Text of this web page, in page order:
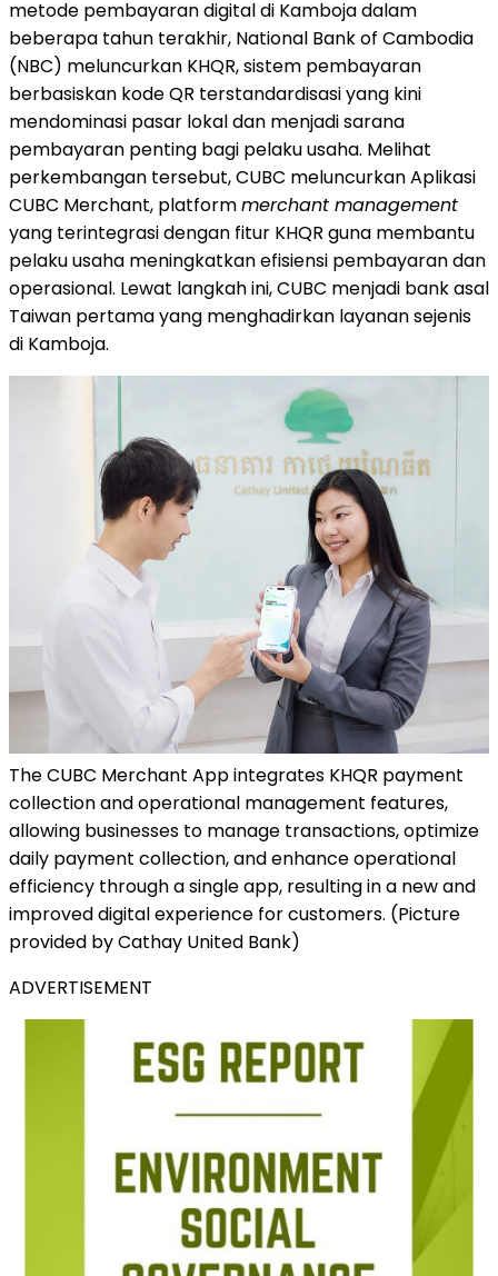
metode pembayaran digital di Kamboja dalam
beberapa tahun terakhir, National Bank of Cambodia
(NBC) meluncurkan KHQR, sistem pembayaran
berbasiskan kode QR terstandardisasi yang kini
mendominasi pasar lokal dan menjadi sarana
pembayaran penting bagi pelaku usaha. Melihat
perkembangan tersebut, CUBC meluncurkan Aplikasi
CUBC Merchant, platformmerchant management
yang terintegrasi dengan fitur KHQR guna membantu
pelaku usaha meningkatkan efisiensi pembayaran dan
operasional. Lewat langkah ini, CUBC menjadi bank asal
Taiwan pertama yang menghadirkan layanan sejenis
di Kamboja.
The CUBC Merchant App integrates KHQR payment
collection and operational management features,
allowing businesses to manage transactions, optimize
daily payment collection, and enhance operational
efficiency through a single app, resulting in a new and
improved digital experience for customers. (Picture
provided by Cathay United Bank)
ADVERTISEMENT